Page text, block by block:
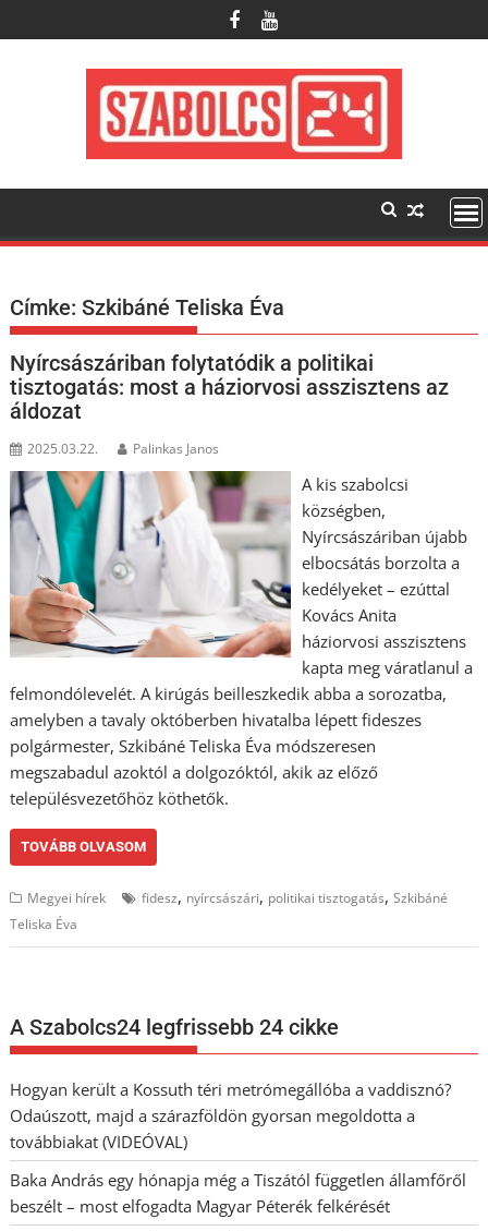
to
Címke:Szkibáné Teliska Éva
Nyírcsászáriban folytatódik a politikai
tisztogatás: most a háziorvosi asszisztens az
áldozat
2025.03.22. Palinkas Janos
A kis szabolcsi
községben,
Nyírcsászáriban újabb
elbocsátás borzolta a
kedélyeket – ezúttal
Kovács Anita
háziorvosi asszisztens
kapta meg váratlanul a
felmondólevelét. A kirúgás beilleszkedik abba a sorozatba,
amelyben a tavaly októberben hivatalba lépett fideszes
polgármester, Szkibáné Teliska Éva módszeresen
megszabadul azoktól a dolgozóktól, akik az előző
településvezetőhöz köthetők.
TOVÁBB OLVASOM
Megyei hírek fidesz, nyírcsászári, politikai tisztogatás,Szkibáné
Teliska Éva
A Szabolcs24 legfrissebb 24 cikke
Hogyan került a Kossuth téri metrómegállóba a vaddisznó?
Odaúszott, majd a szárazföldön gyorsan megoldotta a
továbbiakat (VIDEÓVAL)
Baka András egy hónapja még a Tiszától független államfőről
beszélt – most elfogadta Magyar Péterék felkérését